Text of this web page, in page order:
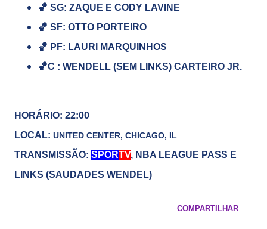
🏀 SG: ZAQUE E CODY LAVINE
🏀 SF: OTTO PORTEIRO
🏀 PF: LAURI MARQUINHOS
🏀C : WENDELL (SEM LINKS) CARTEIRO JR.
HORÁRIO: 22:00
LOCAL: UNITED CENTER, CHICAGO, IL
TRANSMISSÃO: SPORTV, NBA LEAGUE PASS E
LINKS (SAUDADES WENDEL)
COMPARTILHAR